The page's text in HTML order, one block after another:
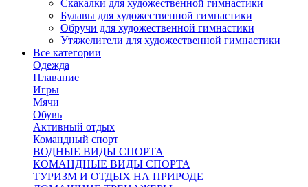
Скакалки для художественной гимнастики
Булавы для художественной гимнастики
Обручи для художественной гимнастики
Утяжелители для художественной гимнастики
Все категории
Одежда
Плавание
Игры
Мячи
Обувь
Активный отдых
Командный спорт
ВОДНЫЕ ВИДЫ СПОРТА
КОМАНДНЫЕ ВИДЫ СПОРТА
ТУРИЗМ И ОТДЫХ НА ПРИРОДЕ